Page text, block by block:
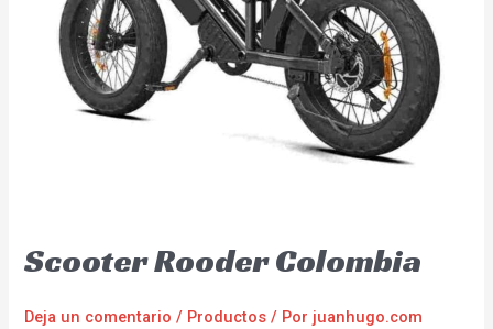
Scooter Rooder Colombia
Deja un comentario / Productos / Por juanhugo.com